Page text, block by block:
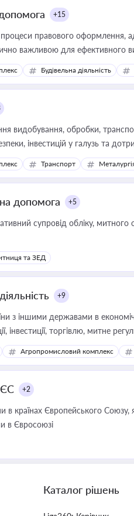
+15
правового оформлення,
важливою для ефективного
Будівельна діяльність
видобування, обробки,
інвестицій у галузь та
Транспорт
допомога +5
супровід обліку, митного
та ЗЕД
+9
з іншими державами в
інвестиції, торгівлю, митне
Агропромисловий комплекс
ЄС +2
Союзу, які впливають на умови торгівлі, трудової міграції, інтеграції та
в Євросоюзі
Каталог рішень